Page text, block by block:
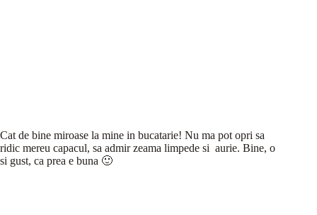
Cat de bine miroase la mine in bucatarie! Nu ma pot opri sa
ridic mereu capacul, sa admir zeama limpede si aurie. Bine, o
si gust, ca prea e buna 🙂